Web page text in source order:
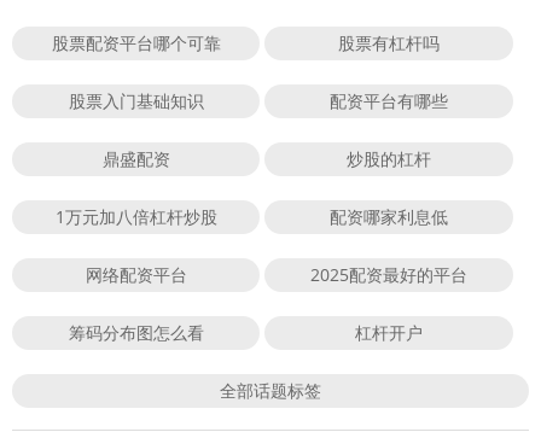
股票配资平台哪个可靠 股票有杠杆吗
股票入门基础知识 配资平台有哪些
鼎盛配资 炒股的杠杆
1万元加八倍杠杆炒股 配资哪家利息低
网络配资平台 2025配资最好的平台
筹码分布图怎么看 杠杆开户
全部话题标签